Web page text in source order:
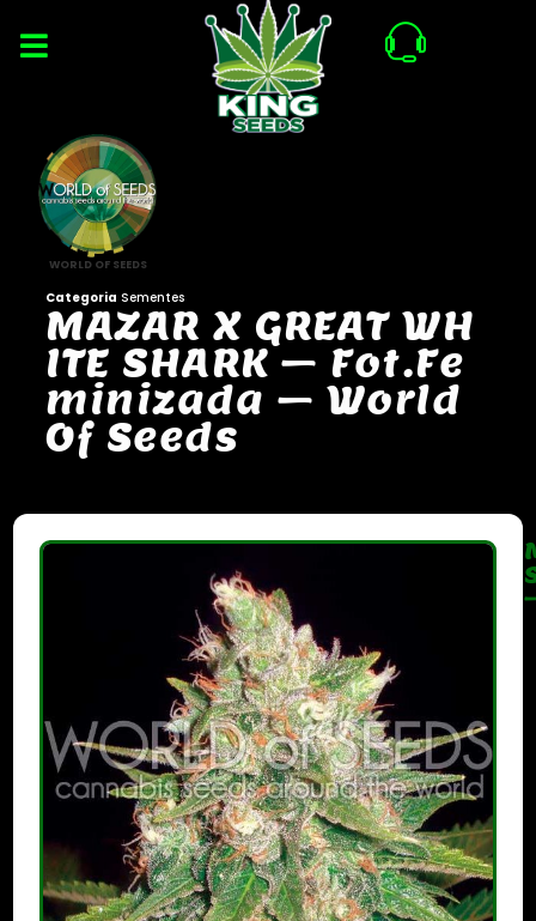
WORLD OF SEEDS
Categoria Sementes
MAZAR X GREAT WH
ITE SHARK – Fot.Fe
minizada – World
Of Seeds